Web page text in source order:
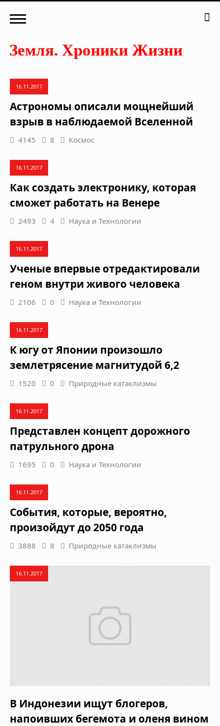
16.11.2017
Астрономы описали мощнейший
взрыв в наблюдаемой Вселенной
4145 8 Космос
16.11.2017
Как создать электронику, которая
сможет работать на Венере
2493 4 Наука и Технологии
16.11.2017
Ученые впервые отредактировали
геном внутри живого человека
2106 0 Наука и Технологии
16.11.2017
К югу от Японии произошло
землетрясение магнитудой 6,2
1520 0 Природные катаклизмы
16.11.2017
Представлен концепт дорожного
патрульного дрона
1695 0 Наука и Технологии
16.11.2017
События, которые, вероятно,
произойдут до 2050 года
3888 8 Природные катаклизмы
16.11.2017
В Индонезии ищут блогеров,
напоивших бегемота и оленя вином